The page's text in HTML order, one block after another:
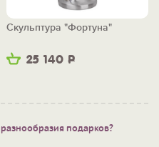
25 140 Р
Скульптура "Фортуна"
подарков?